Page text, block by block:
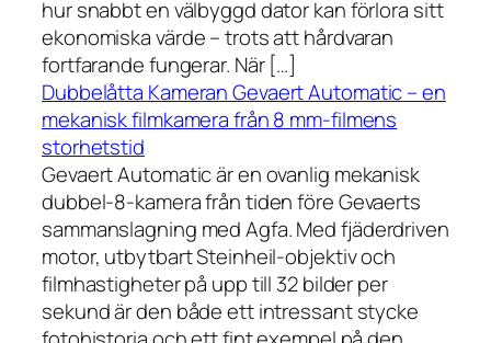
hur snabbt en välbyggd dator kan förlora sitt
ekonomiska värde – trots att hårdvaran
fortfarande fungerar. När […]
Dubbelåtta Kameran Gevaert Automatic – en
mekanisk filmkamera från 8 mm-filmens
storhetstid
Gevaert Automatic är en ovanlig mekanisk
dubbel-8-kamera från tiden före Gevaerts
sammanslagning med Agfa. Med fjäderdriven
motor, utbytbart Steinheil-objektiv och
filmhastigheter på upp till 32 bilder per
sekund är den både ett intressant stycke